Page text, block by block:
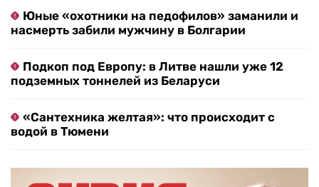
Юные «охотники на педофилов» заманили и
насмерть забили мужчину в Болгарии
Подкоп под Европу: в Литве нашли уже 12
подземных тоннелей из Беларуси
«Сантехника желтая»: что происходит с
водой в Тюмени